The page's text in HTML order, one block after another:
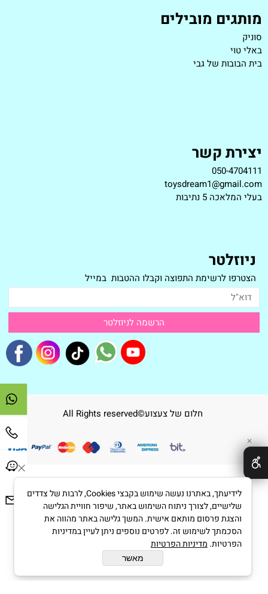
מותגים מובילים
סוניק
באלי טוי
בית הבובות של גבי
יצירת קשר
050-4704111
toysdream1@gmail.com
בעלי המלאכה 5 נתיבות
ניוזלטר
הצטרפו לרשימת התפוצה וקבלו ההטבות במייל
חלום של צעצוע©All Rights reserved
בניית אתרים
✕
לידיעתך, באתרנו נעשה שימוש בקבצי Cookies, לרבות של צדדים
שלישיים, לצורך ניתוח השימוש באתר, שיפור חוויית הגלישה
והצגת פרסום מותאם אישית. המשך גלישה באתר מהווה את
הסכמתך לשימוש זה. לפרטים נוספים ניתן לעיין במדיניות
הפרטיות. מדיניות הפרטיות
מאשר